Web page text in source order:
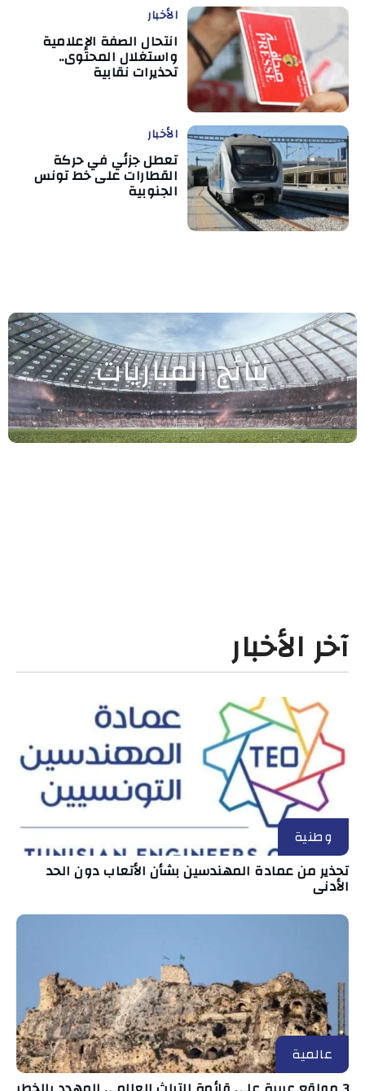
الأخبار
انتحال الصفة الإعلامية
واستغلال المحتوى..
تحذيرات نقابية
الأخبار
تعطل جزئي في حركة
القطارات على خط تونس
الجنوبية
نتائج المباريات
آخر الأخبار
وطنية
تحذير من عمادة المهندسين بشأن الأتعاب دون الحد
الأدنى
عالمية